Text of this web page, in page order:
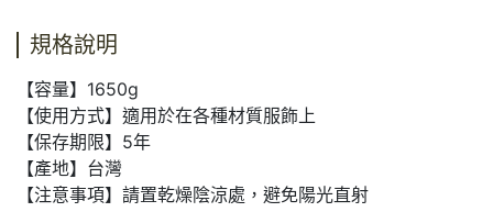
規格說明
【容量】1650g
【使用方式】適用於在各種材質服飾上
【保存期限】5年
【產地】台灣
【注意事項】請置乾燥陰涼處，避免陽光直射